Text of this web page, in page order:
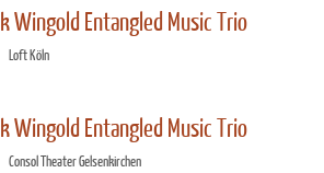
Wingold Entangled Music Trio
Loft Köln
Wingold Entangled Music Trio
Consol Theater Gelsenkirchen